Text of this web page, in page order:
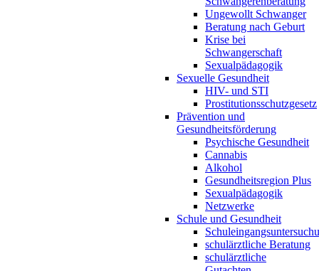
Ungewollt Schwanger
Beratung nach Geburt
Krise bei
Schwangerschaft
Sexualpädagogik
Sexuelle Gesundheit
HIV- und STI
Prostitutionsschutzgesetz
Prävention und
Gesundheitsförderung
Psychische Gesundheit
Cannabis
Alkohol
Gesundheitsregion Plus
Sexualpädagogik
Netzwerke
Schule und Gesundheit
schulärztliche Beratung
schulärztliche